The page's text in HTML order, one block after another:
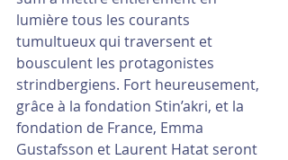
lumière tous les courants
tumultueux qui traversent et
bousculent les protagonistes
strindbergiens. Fort heureusement,
grâce à la fondation Stin’akri, et la
fondation de France, Emma
Gustafsson et Laurent Hatat seront